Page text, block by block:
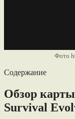
Фото
Содержание
Обзор
Survival